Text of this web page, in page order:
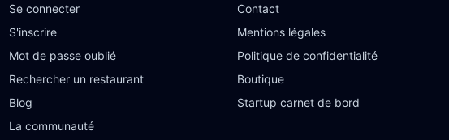
Se connecter
S'inscrire
Mot de passe oublié
Rechercher un restaurant
Blog
La communauté
Contact
Mentions légales
Politique de confidentialité
Boutique
Startup carnet de bord